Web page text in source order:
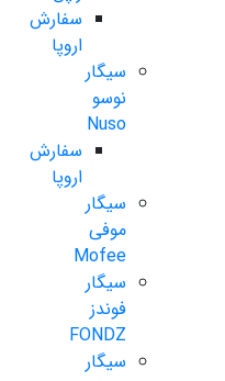
سفارش
اروپا
سیگار
نوسو
Nuso
سفارش
اروپا
سیگار
موفی
Mofee
سیگار
فوندز
FONDZ
سیگار